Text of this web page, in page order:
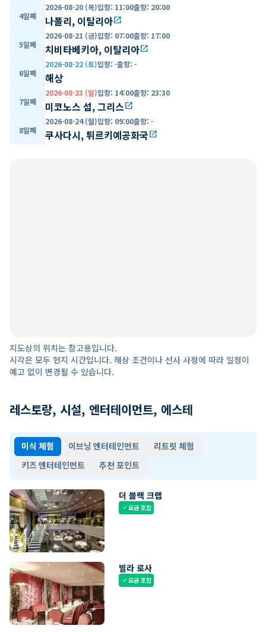
4일째
2026-08-20 (목)입항: 11:00출항: 20:00
나폴리, 이탈리아open_in_new
5일째
2026-08-21 (금)입항: 07:00출항: 17:00
치비타베키아, 이탈리아open_in_new
6일째
2026-08-22 (토)입항: -출항: -
해상
7일째
2026-08-23 (일)입항: 14:00출항: 23:30
미코노스 섬, 그리스open_in_new
8일째
2026-08-24 (월)입항: 09:00출항: -
쿠사다시, 튀르키예공화국open_in_new
지도상의 위치는 참고용입니다.
시각은 모두 현지 시간입니다. 해상 조건이나 선사 사정에 따라 일정이
예고 없이 변경될 수 있습니다.
레스토랑, 시설, 엔터테이먼트, 에스테
미식 체험 이브닝 엔터테인먼트
리트릿 체험
키즈 엔터테인먼트
추천 포인트
더 블랙 크랩
check요금 포함
빌라 로사
check요금 포함